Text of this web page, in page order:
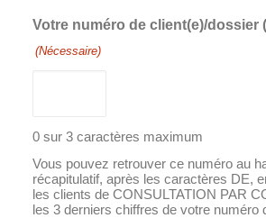
Votre numéro de client(e)/dossier
(Nécessaire)
0 sur 3 caractères maximum
Vous pouvez retrouver ce numéro au
récapitulatif, après les caractères DE,
les clients de CONSULTATION PAR
les 3 derniers chiffres de votre numéro